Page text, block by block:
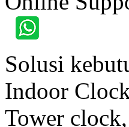
Solusi
Indoor
Tower